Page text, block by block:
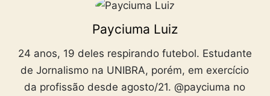
Payciuma Luiz
24 anos, 19 deles respirando futebol. Estudante
de Jornalismo na UNIBRA, porém, em exercício
da profissão desde agosto/21. @payciuma no